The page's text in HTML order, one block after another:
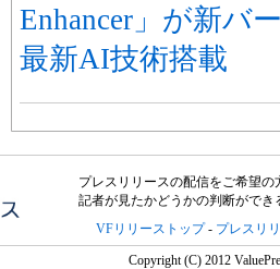
Enhancer」が新バ
最新AI技術搭載
プレスリリースの配信をご希望の
記者が見たかどうかの判断がで
VFリリーストップ- プレスリ
Copyright (C) 2012